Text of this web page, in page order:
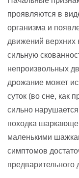
проявляются в
организма и
движений верхних
сильную
непроизвольных
дрожание может
суток (во сне, как
сильно
походка
маленькими
симптомов
предварительного